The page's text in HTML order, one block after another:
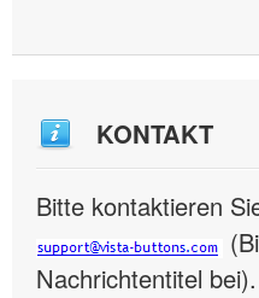
KONTAKT
Bitte kontaktieren
Nachrichtentitel bei).